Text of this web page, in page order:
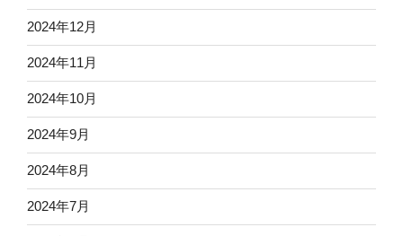
2024年12月
2024年11月
2024年10月
2024年9月
2024年8月
2024年7月